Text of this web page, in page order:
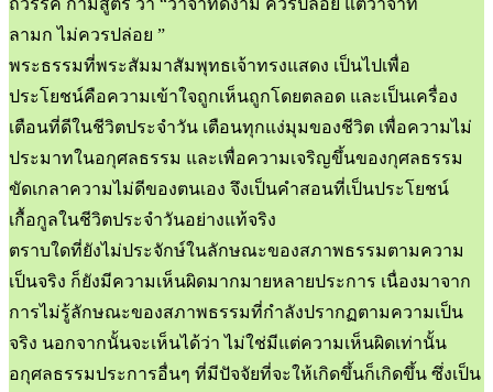
ลามก ไม่ควรปล่อย ”
พระธรรมที่พระสัมมาสัมพุทธเจ้าทรงแสดง เป็นไปเพื่อ
ประโยชน์คือความเข้าใจถูกเห็นถูกโดยตลอด และเป็นเครื่อง
เตือนที่ดีในชีวิตประจำวัน เตือนทุกแง่มุมของชีวิต เพื่อความไม่
ประมาทในอกุศลธรรม และเพื่อความเจริญขึ้นของกุศลธรรม
ขัดเกลาความไม่ดีของตนเอง จึงเป็นคำสอนที่เป็นประโยชน์
เกื้อกูลในชีวิตประจำวันอย่างแท้จริง
ตราบใดที่ยังไม่ประจักษ์ในลักษณะของสภาพธรรมตามความ
เป็นจริง ก็ยังมีความเห็นผิดมากมายหลายประการ เนื่องมาจาก
การไม่รู้ลักษณะของสภาพธรรมที่กำลังปรากฏตามความเป็น
จริง นอกจากนั้นจะเห็นได้ว่า ไม่ใช่มีแต่ความเห็นผิดเท่านั้น
อกุศลธรรมประการอื่นๆ ที่มีปัจจัยที่จะให้เกิดขึ้นก็เกิดขึ้น ซึ่งเป็น